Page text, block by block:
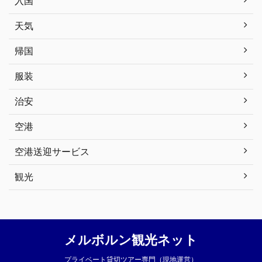
天気
帰国
服装
治安
空港
空港送迎サービス
観光
メルボルン観光ネット
プライベート貸切ツアー専門（現地運営）